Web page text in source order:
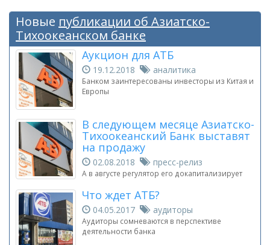
Новые публикации об Азиатско-
Тихоокеанском банке
Аукцион для АТБ
19.12.2018 аналитика
Банком заинтересованы инвесторы из Китая и
Европы
В следующем месяце Азиатско-
Тихоокеанский Банк выставят
на продажу
02.08.2018 пресс-релиз
А в августе регулятор его докапитализирует
Что ждет АТБ?
04.05.2017 аудиторы
Аудиторы сомневаются в перспективе
деятельности банка